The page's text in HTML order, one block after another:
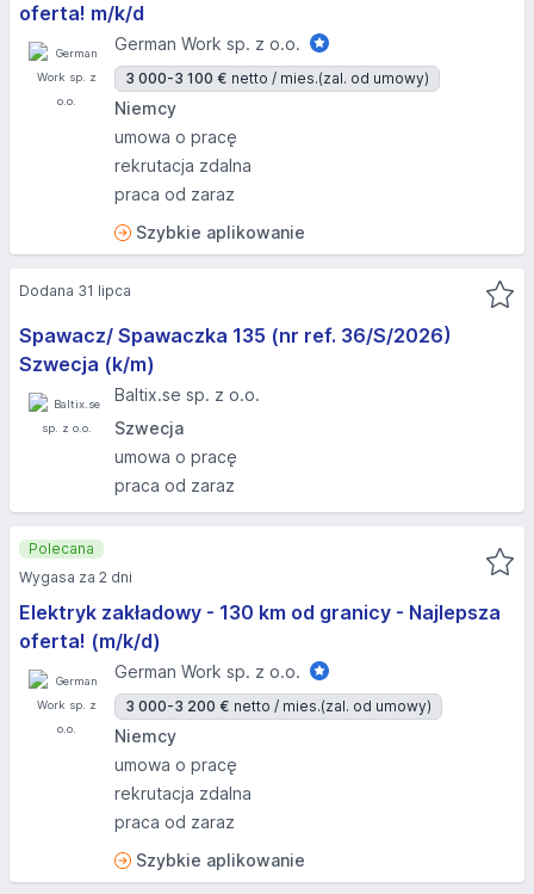
oferta! m/k/d
German Work sp. z o.o.
3 000-3 100 € netto / mies.(zal. od umowy)
Niemcy
umowa o pracę
rekrutacja zdalna
praca od zaraz
Szybkie aplikowanie
Spawacz/ Spawaczka 135 (nr ref. 36/S/2026)
Szwecja (k/m)
Baltix.se sp. z o.o.
Szwecja
umowa o pracę
praca od zaraz
Dodana 31 lipca
Elektryk zakładowy - 130 km od granicy - Najlepsza
oferta! (m/k/d)
German Work sp. z o.o.
3 000-3 200 € netto / mies.(zal. od umowy)
Niemcy
umowa o pracę
rekrutacja zdalna
praca od zaraz
Szybkie aplikowanie
Polecana
Wygasa za 2 dni